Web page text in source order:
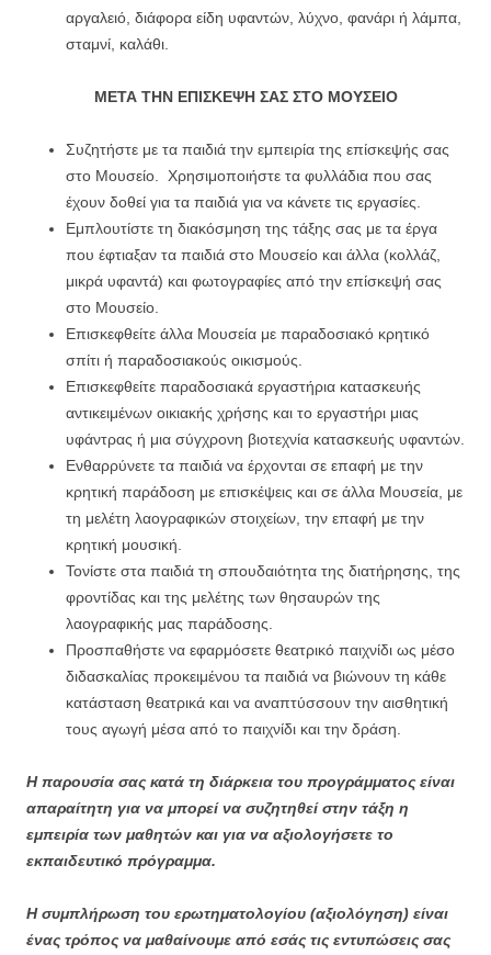
αργαλειό, διάφορα είδη υφαντών, λύχνο, φανάρι ή λάμπα,
σταμνί, καλάθι.
ΜΕΤΑ ΤΗΝ ΕΠΙΣΚΕΨΗ ΣΑΣ ΣΤΟ ΜΟΥΣΕΙΟ
Συζητήστε με τα παιδιά την εμπειρία της επίσκεψής σας
στο Μουσείο. Χρησιμοποιήστε τα φυλλάδια που σας
έχουν δοθεί για τα παιδιά για να κάνετε τις εργασίες.
Εμπλουτίστε τη διακόσμηση της τάξης σας με τα έργα
που έφτιαξαν τα παιδιά στο Μουσείο και άλλα (κολλάζ,
μικρά υφαντά) και φωτογραφίες από την επίσκεψή σας
στο Μουσείο.
Επισκεφθείτε άλλα Μουσεία με παραδοσιακό κρητικό
σπίτι ή παραδοσιακούς οικισμούς.
Επισκεφθείτε παραδοσιακά εργαστήρια κατασκευής
αντικειμένων οικιακής χρήσης και το εργαστήρι μιας
υφάντρας ή μια σύγχρονη βιοτεχνία κατασκευής υφαντών.
Ενθαρρύνετε τα παιδιά να έρχονται σε επαφή με την
κρητική παράδοση με επισκέψεις και σε άλλα Μουσεία, με
τη μελέτη λαογραφικών στοιχείων, την επαφή με την
κρητική μουσική.
Τονίστε στα παιδιά τη σπουδαιότητα της διατήρησης, της
φροντίδας και της μελέτης των θησαυρών της
λαογραφικής μας παράδοσης.
Προσπαθήστε να εφαρμόσετε θεατρικό παιχνίδι ως μέσο
διδασκαλίας προκειμένου τα παιδιά να βιώνουν τη κάθε
κατάσταση θεατρικά και να αναπτύσσουν την αισθητική
τους αγωγή μέσα από το παιχνίδι και την δράση.
Η παρουσία σας κατά τη διάρκεια του προγράμματος είναι
απαραίτητη για να μπορεί να συζητηθεί στην τάξη η
εμπειρία των μαθητών και για να αξιολογήσετε το
εκπαιδευτικό πρόγραμμα.
Η συμπλήρωση του ερωτηματολογίου (αξιολόγηση) είναι
ένας τρόπος να μαθαίνουμε από εσάς τις εντυπώσεις σας